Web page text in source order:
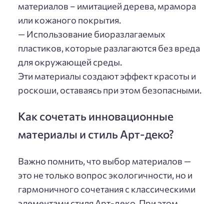
материалов – имитацией дерева, мрамора
или кожаного покрытия.
— Использование биоразлагаемых
пластиков, которые разлагаются без вреда
для окружающей среды.
Эти материалы создают эффект красоты и
роскоши, оставаясь при этом безопасными.
Как сочетать инновационные
материалы и стиль Арт-деко?
Важно помнить, что выбор материалов —
это не только вопрос экологичности, но и
гармоничного сочетания с классическими